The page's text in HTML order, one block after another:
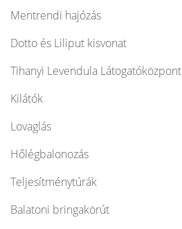
Mentrendi hajózás
Dotto és Liliput kisvonat
Tihanyi Levendula Látogatóközpont
Kilátók
Lovaglás
Hőlégbalonozás
Teljesítménytúrák
Balatoni bringakörút